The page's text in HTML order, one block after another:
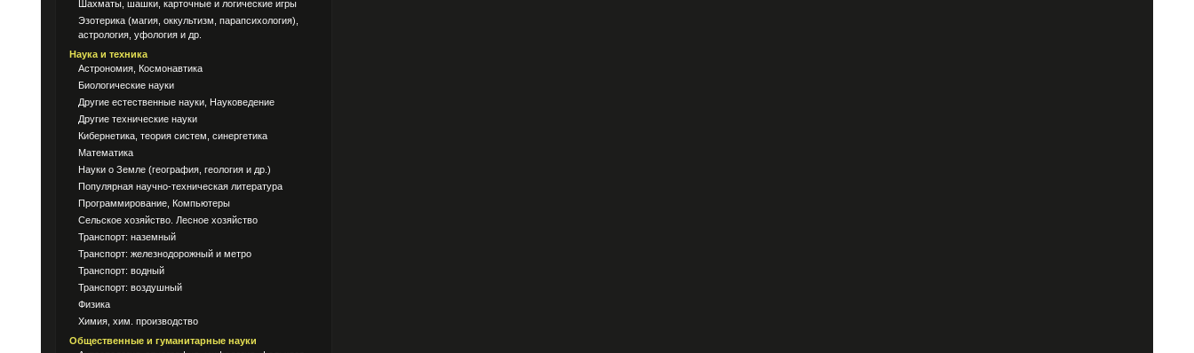
Шахматы, шашки, карточные и логические игры
Эзотерика (магия, оккультизм, парапсихология),
астрология, уфология и др.
Наука и техника
Астрономия, Космонавтика
Биологические науки
Другие естественные науки, Науковедение
Другие технические науки
Кибернетика, теория систем, синергетика
Математика
Науки о Земле (география, геология и др.)
Популярная научно-техническая литература
Программирование, Компьютеры
Сельское хозяйство. Лесное хозяйство
Транспорт: наземный
Транспорт: железнодорожный и метро
Транспорт: водный
Транспорт: воздушный
Физика
Химия, хим. производство
Общественные и гуманитарные науки